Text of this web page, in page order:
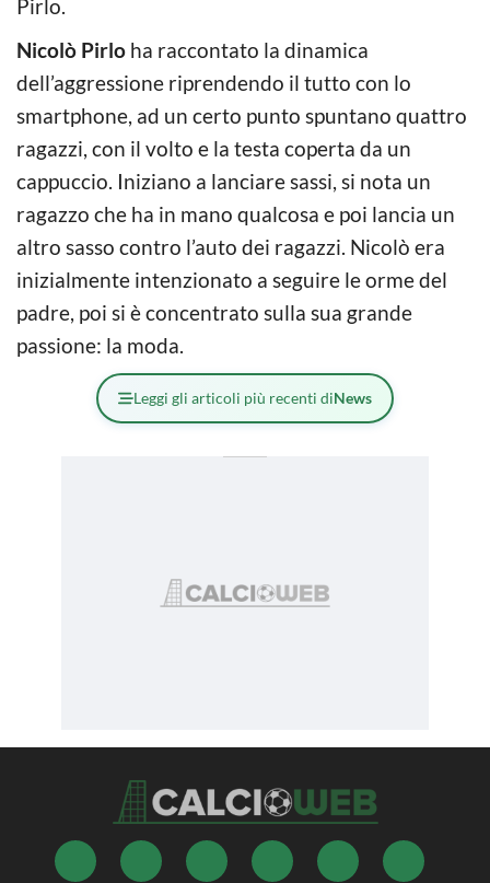
Pirlo.
Nicolò Pirlo ha raccontato la dinamica
dell’aggressione riprendendo il tutto con lo
smartphone, ad un certo punto spuntano quattro
ragazzi, con il volto e la testa coperta da un
cappuccio. Iniziano a lanciare sassi, si nota un
ragazzo che ha in mano qualcosa e poi lancia un
altro sasso contro l’auto dei ragazzi. Nicolò era
inizialmente intenzionato a seguire le orme del
padre, poi si è concentrato sulla sua grande
passione: la moda.
Leggi gli articoli più recenti diNews